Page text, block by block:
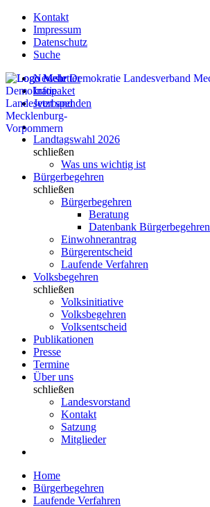
Kontakt
Impressum
Datenschutz
Suche
Newsletter
Infopaket
Jetzt spenden
Landtagswahl 2026
schließen
Was uns wichtig ist
Bürgerbegehren
schließen
Bürgerbegehren
Beratung
Datenbank Bürgerbegehren
Einwohnerantrag
Bürgerentscheid
Laufende Verfahren
Volksbegehren
schließen
Volksinitiative
Volksbegehren
Volksentscheid
Publikationen
Presse
Termine
Über uns
schließen
Landesvorstand
Kontakt
Satzung
Mitglieder
Home
Bürgerbegehren
Laufende Verfahren